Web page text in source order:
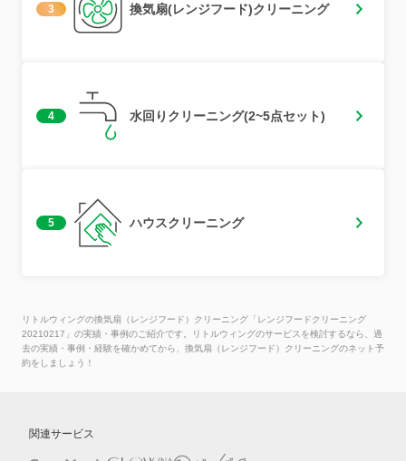
3 換気扇(レンジフード)クリーニング
4 水回りクリーニング(2~5点セット)
5 ハウスクリーニング
リトルウィングの換気扇（レンジフード）クリーニング「レンジフードクリーニング
20210217」の実績・事例のご紹介です。リトルウィングのサービスを検討するなら、過
去の実績・事例・経験を確かめてから、換気扇（レンジフード）クリーニングのネット予
約をしましょう！
関連サービス